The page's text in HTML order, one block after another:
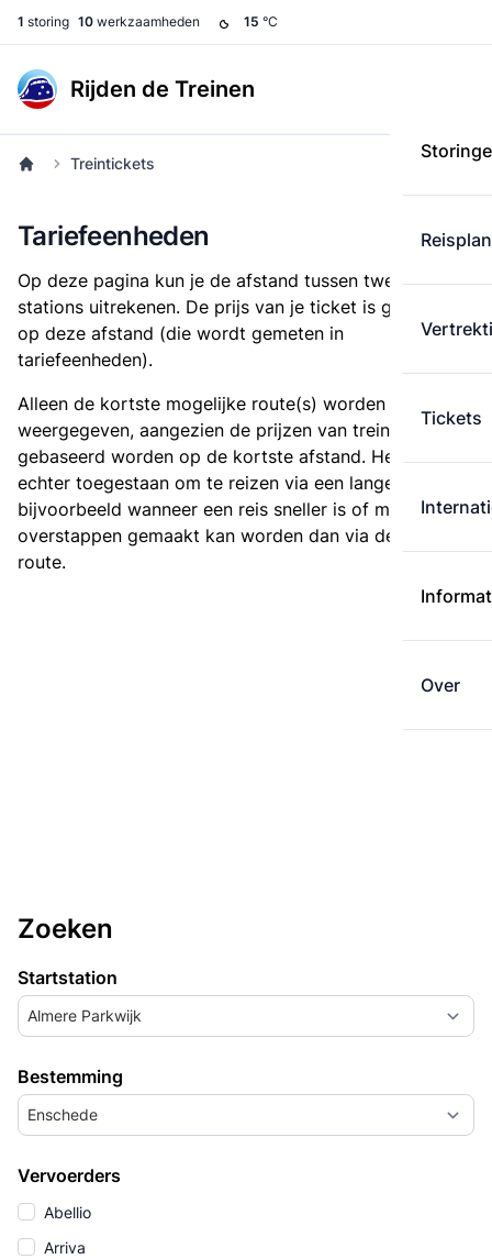
1 storing 10 werkzaamheden 15 °C
Rijden de Treinen
Tickets
Over
Treintickets
Tariefeenheden
Op deze pagina kun je de afstand tussen twee
stations uitrekenen. De prijs van je ticket is gebaseerd
op deze afstand (die wordt gemeten in
tariefeenheden).
Alleen de kortste mogelijke route(s) worden
weergegeven, aangezien de prijzen van treintickets
gebaseerd worden op de kortste afstand. Het is
echter toegestaan om te reizen via een langere route,
bijvoorbeeld wanneer een reis sneller is of met minder
overstappen gemaakt kan worden dan via de kortste
route.
Zoeken
Startstation
Almere Parkwijk
Bestemming
Enschede
Vervoerders
Abellio
Arriva